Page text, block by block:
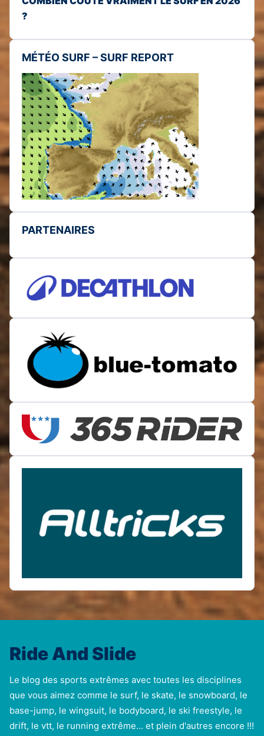
?
MÉTÉO SURF – SURF REPORT
PARTENAIRES
Ride And Slide
Le blog des sports extrêmes avec toutes les disciplines
que vous aimez comme le surf, le skate, le snowboard, le
base-jump, le wingsuit, le bodyboard, le ski freestyle, le
drift, le vtt, le running extrême... et plein d'autres encore !!!